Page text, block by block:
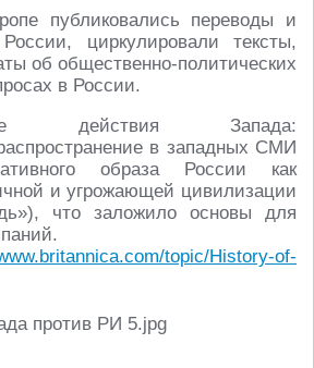
публиковались переводы и
циркулировали тексты,
об общественно-политических
в России.
действия Запада:
в западных СМИ
образа России как
и угрожающей цивилизации
что заложило основы для
topic/History-of-